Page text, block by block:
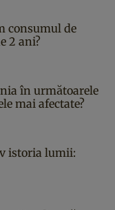
consumul de
2 ani?
în următoarele
mai afectate?
istoria lumii: